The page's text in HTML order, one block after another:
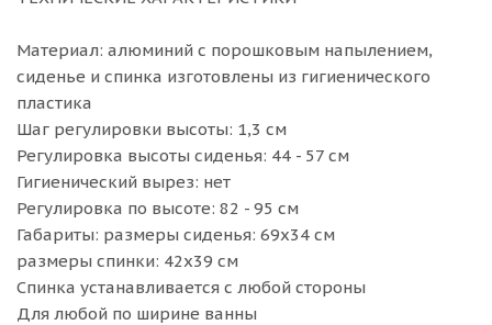
Материал: алюминий с порошковым напылением,
сиденье и спинка изготовлены из гигиенического
пластика
Шаг регулировки высоты: 1,3 см
Регулировка высоты сиденья: 44 - 57 см
Гигиенический вырез: нет
Регулировка по высоте: 82 - 95 см
Габариты: размеры сиденья: 69х34 см
размеры спинки: 42х39 см
Спинка устанавливается с любой стороны
Для любой по ширине ванны